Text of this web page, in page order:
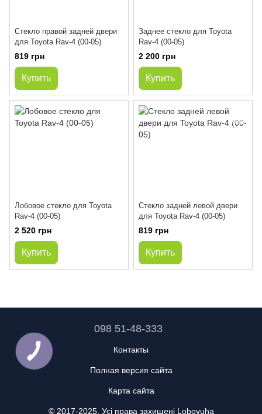
Стекло правой задней двери
для Toyota Rav-4 (00-05)
819 грн
Купить
Заднее стекло для Toyota
Rav-4 (00-05)
2 200 грн
Купить
Лобовое стекло для Toyota
Rav-4 (00-05)
2 520 грн
Купить
Стекло задней левой двери
для Toyota Rav-4 (00-05)
819 грн
Купить
098 51-48-333
Контакты
Полная версия сайта
Карта сайта
© 2017-2025. Усі права захищені Lobovuha